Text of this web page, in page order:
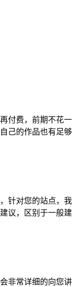
付费，前期不花一
己的作品也有足够
针对您的站点，我
议，区别于一般建
非常详细的向您讲